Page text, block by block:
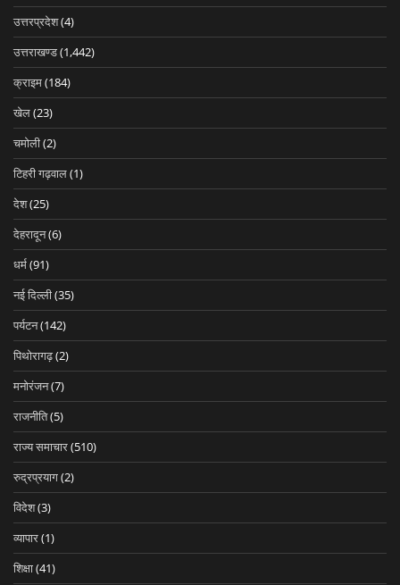
उत्तरप्रदेश(4)
उत्तराखण्ड(1,442)
क्राइम(184)
खेल(23)
चमोली(2)
टिहरी गढ़वाल(1)
देश(25)
देहरादून(6)
धर्म(91)
नई दिल्ली(35)
पर्यटन(142)
पिथोरागढ़(2)
मनोरंजन(7)
राजनीति(5)
राज्य समाचार(510)
रुद्रप्रयाग(2)
विदेश(3)
व्यापार(1)
शिक्षा(41)